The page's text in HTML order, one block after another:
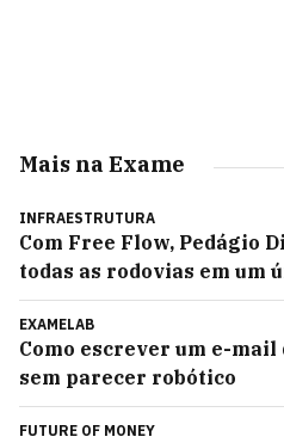
Mais na Exame
INFRAESTRUTURA
Com Free Flow, Pedágio
todas as rodovias em um
EXAMELAB
Como escrever um e-
sem parecer robótico
FUTURE OF MONEY